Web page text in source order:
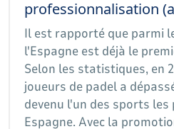
professionnalisation
Il est rapporté que parmi
l'Espagne est déjà le
Selon les statistiques, en
joueurs de padel a
devenu l'un des sports
Espagne. Avec la